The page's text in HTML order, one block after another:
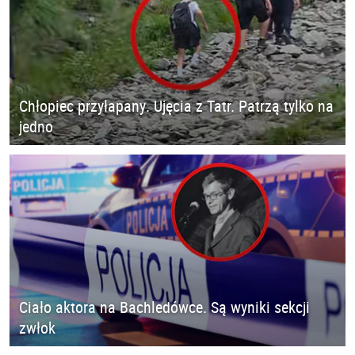
Chłopiec przyłapany. Ujęcia z Tatr. Patrzą tylko na
jedno
Ciało aktora na Bachledówce. Są wyniki sekcji
zwłok